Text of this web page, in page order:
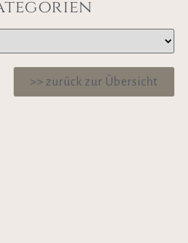
>> zurück zur Übersicht